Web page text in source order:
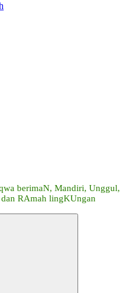
berimaN, Mandiri, Unggul,
RAmah lingKUngan